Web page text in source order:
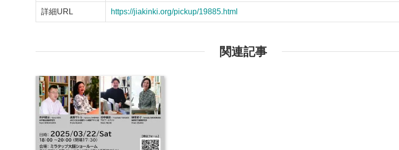
詳細URL https://jiakinki.org/pickup/19885.html
関連記事